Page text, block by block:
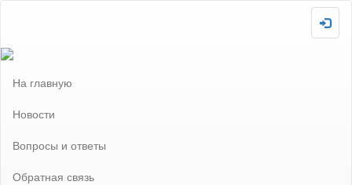
На главную
Новости
Вопросы и ответы
Обратная связь
Политика сбора и обработки персональных данных
Политика сбора и